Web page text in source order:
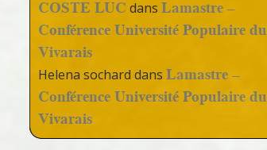
COSTE LUC dansLamastre –
Conférence Université Populaire du
Vivarais
Helena sochard dansLamastre –
Conférence Université Populaire du
Vivarais